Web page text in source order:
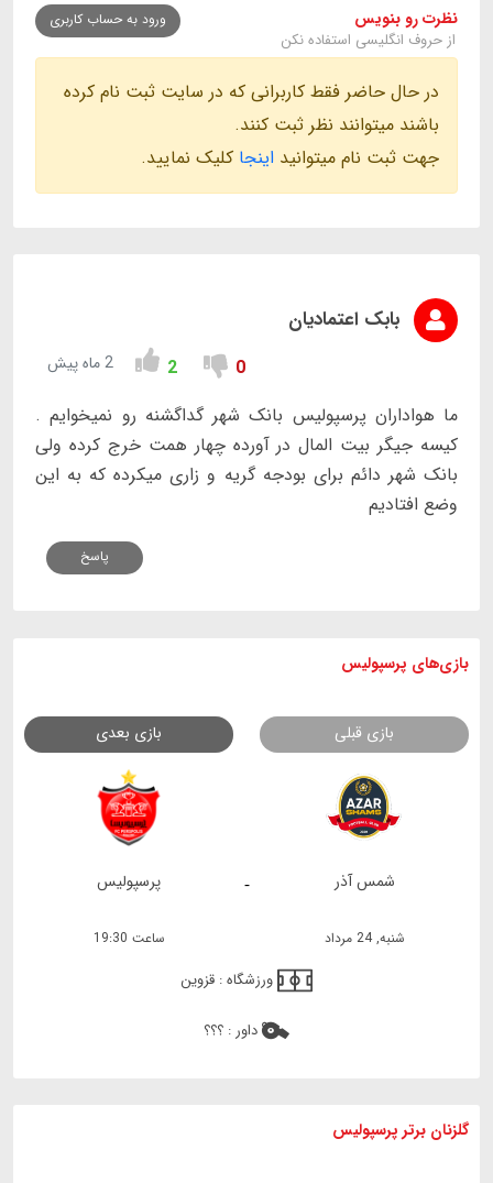
نظرت رو بنویس
از حروف انگلیسی استفاده نکن
ورود به حساب کاربری
در حال حاضر فقط کاربرانی که در سایت ثبت نام کرده
باشند میتوانند نظر ثبت کنند.
جهت ثبت نام میتوانید اینجا کلیک نمایید.
بابک اعتمادیان
0
2 2 ماه پیش
ما هواداران پرسپولیس بانک شهر گداگشنه رو نمیخوایم .
کیسه جیگر بیت المال در آورده چهار همت خرج کرده ولی
بانک شهر دائم برای بودجه گریه و زاری میکرده که به این
وضع افتادیم
پاسخ
بازی های پرسپولیس
بازی قبلی بازی بعدی
- شمس آذر پرسپولیس
شنبه, 24 مرداد ساعت 19:30
ورزشگاه : قزوین
داور : ؟؟؟
گلزنان برتر پرسپولیس